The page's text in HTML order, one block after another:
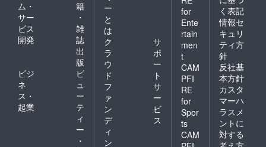
ム・
サー
ビス
開発
籍
・
雑
誌
出
版
ビジ
ネ
ス・
起業
ビ
ュ
ー
テ
ィ
ー
・
ー
と
は
ク
ラ
ウ
ド
フ
ァ
ン
デ
ィ
ン
サ
ポ
ー
ト
サ
ー
ビ
ス
for
Ente
rtain
men
t
CAM
PFI
RE
for
Spor
ts
CAM
く表記
情報セ
キュリ
ティ方
針
反社基
本方針
カスタ
マーハ
ラスメ
ントに
対する